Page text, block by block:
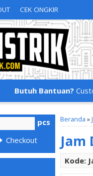
CEK ONGKIR
Butuh Bantuan?
Beranda »
Jam
Kode:
pcs
Checkout